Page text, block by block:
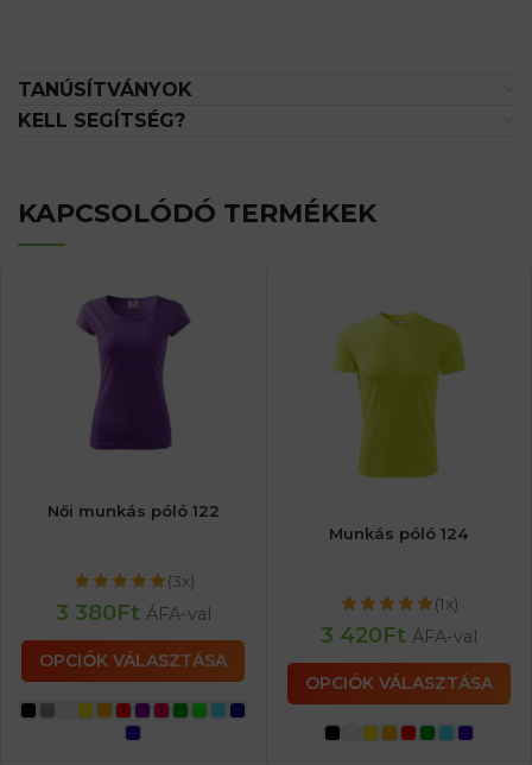
TANÚSÍTVÁNYOK
KELL SEGÍTSÉG?
KAPCSOLÓDÓ TERMÉKEK
Női munkás póló 122
(3x)
3 380Ft ÁFA-val
OPCIÓK VÁLASZTÁSA
Munkás póló 124
(1x)
3 420Ft ÁFA-val
OPCIÓK VÁLASZTÁSA